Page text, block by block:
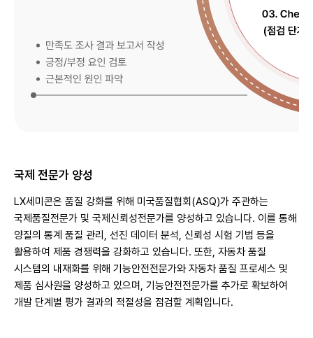
국제 전문가 양성
LX세미콘은 품질 강화를 위해 미국품질협회(ASQ)가 주관하는
국제품질전문가 및 국제신뢰성전문가를 양성하고 있습니다. 이를 통해
양질의 통계 품질 관리, 선진 데이터 분석, 신뢰성 시험 기법 등을
활용하여 제품 경쟁력을 강화하고 있습니다. 또한, 자동차 품질
시스템의 내재화를 위해 기능안전전문가와 자동차 품질 프로세스 및
제품 심사원을 양성하고 있으며, 기능안전전문가를 추가로 확보하여
개발 단계별 평가 결과의 적절성을 점검할 계획입니다.